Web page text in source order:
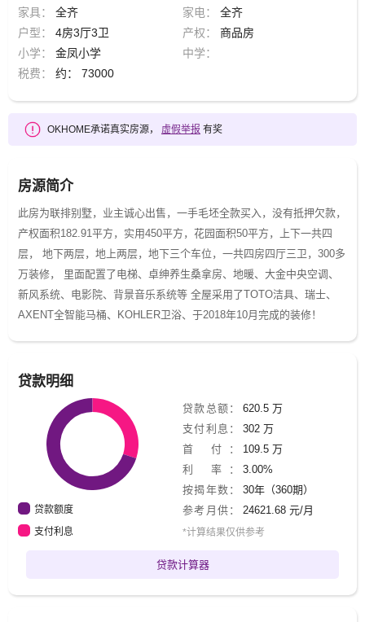
家具：
全齐 家电：
全齐
户型：
4房3厅3卫 产权：
商品房
小学：
金凤小学
中学：
税费：
约： 73000
OKHOME承诺真实房源， 虚假举报 有奖
房源简介
此房为联排别墅，业主诚心出售，一手毛坯全款买入，没有抵押欠款，
产权面积182.91平方，实用450平方，花园面积50平方，上下一共四
层， 地下两层，地上两层，地下三个车位，一共四房四厅三卫，300多
万装修， 里面配置了电梯、卓绅养生桑拿房、地暖、大金中央空调、
新风系统、电影院、背景音乐系统等 全屋采用了TOTO洁具、瑞士、
AXENT全智能马桶、KOHLER卫浴、于2018年10月完成的装修！
贷款明细
贷款额度
支付利息
贷款总额：
620.5 万
支付利息：
302 万
首 付：
109.5 万
利 率：
3.00%
按揭年数：
30年（360期）
参考月供：
24621.68 元/月
*计算结果仅供参考
贷款计算器